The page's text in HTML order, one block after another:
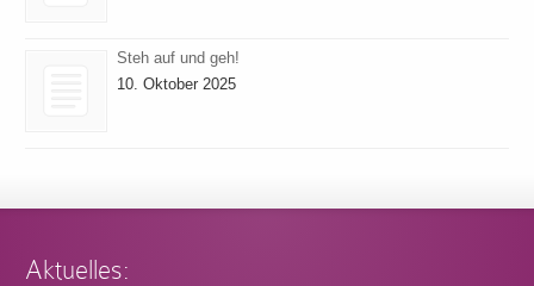
Steh auf und geh!
10. Oktober 2025
Aktuelles: